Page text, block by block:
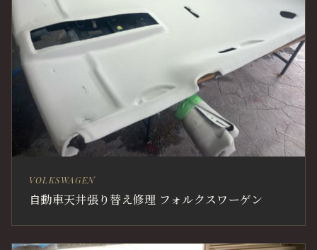
VOLKSWAGEN
自動車天井張り替え修理 フォルクスワーゲン